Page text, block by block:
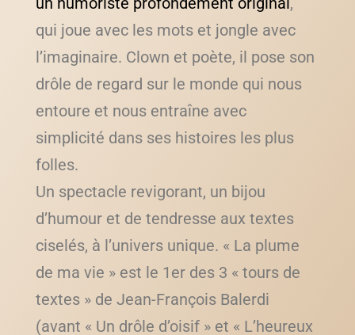
qui joue avec les mots et jongle avec
l’imaginaire. Clown et poète, il pose son
drôle de regard sur le monde qui nous
entoure et nous entraîne avec
simplicité dans ses histoires les plus
folles.
Un spectacle revigorant, un bijou
d’humour et de tendresse aux textes
ciselés, à l’univers unique. « La plume
de ma vie » est le 1er des 3 « tours de
textes » de Jean-François Balerdi
(avant « Un drôle d’oisif » et « L’heureux